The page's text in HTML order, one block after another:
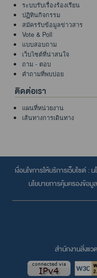
ระบบรับเรื่องร้องเรียน
ปฏิทินกิจกรรม
สมัครรับข้อมูลข่าวสาร
Vote & Poll
แบบสอบถาม
เว็บไซต์ที่น่าสนใจ
ถาม - ตอบ
คำถามที่พบบ่อย
ติดต่อเรา
แผนที่หน่วยงาน
เส้นทางการเดินทาง
เงื่อนไขการให้บริการเว็บไซต์ : น
นโยบายการคุ้มครองข้อ
สำนักงานสิ่งแ